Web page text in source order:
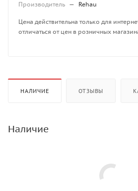
Производитель — Rehau
Цена действительна только для
отличаться от цен в розничных
НАЛИЧИЕ ОТЗЫВЫ
Наличие